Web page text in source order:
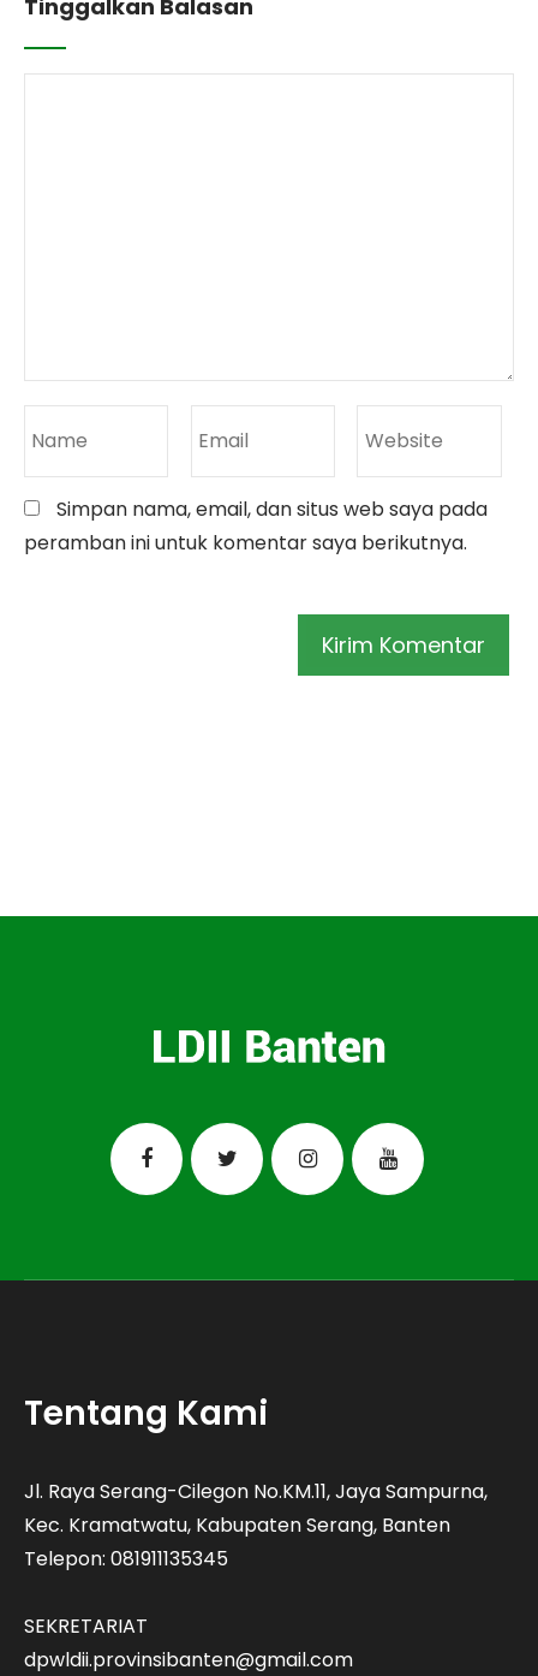
Tinggalkan Balasan
Simpan nama, email, dan situs web saya pada
peramban ini untuk komentar saya berikutnya.
Tentang Kami
Jl. Raya Serang-Cilegon No.KM.11, Jaya Sampurna,
Kec. Kramatwatu, Kabupaten Serang, Banten
Telepon: 081911135345
SEKRETARIAT
dpwldii.provinsibanten@gmail.com